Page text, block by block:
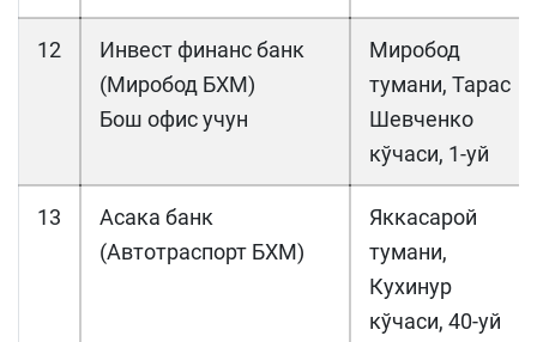
12
Инвест финанс банк
(Миробод БХМ)
Бош офис учун
Миробод
тумани, Тарас
Шевченко
кўчаси, 1-уй
13
Асака банк
(Автотраспорт БХМ)
Яккасарой
тумани,
Кухинур
кўчаси, 40-уй